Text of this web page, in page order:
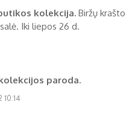
kolekcija. Biržų krašto
Iki liepos 26 d.
paroda.